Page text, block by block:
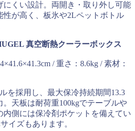
にくい設計。両開き・取り外し可能
性が高く、板氷や2Lペットボトル
真空断熱クーラーボックス
/ 重さ：8.6kg / 素材：
を採用し、最大保冷持続期間13.3
。天板は耐荷重100kgでテーブルや
側には保冷剤ポケットを備えてい
イズもあります。